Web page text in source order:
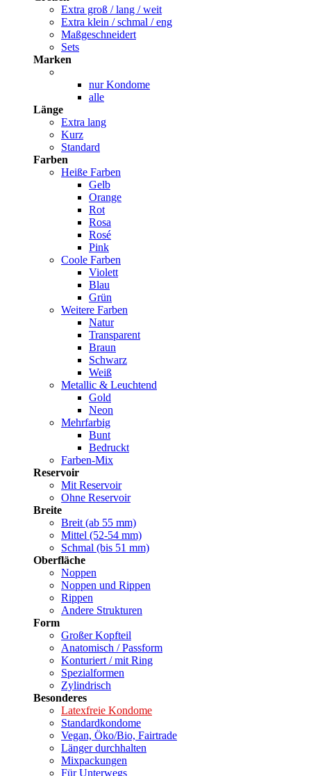
Extra groß / lang / weit
Extra klein / schmal / eng
Maßgeschneidert
Sets
Marken
nur Kondome
alle
Länge
Extra lang
Kurz
Standard
Farben
Heiße Farben
Gelb
Orange
Rot
Rosa
Rosé
Pink
Coole Farben
Violett
Blau
Grün
Weitere Farben
Natur
Transparent
Braun
Schwarz
Weiß
Metallic & Leuchtend
Gold
Neon
Mehrfarbig
Bunt
Bedruckt
Farben-Mix
Reservoir
Mit Reservoir
Ohne Reservoir
Breite
Breit (ab 55 mm)
Mittel (52-54 mm)
Schmal (bis 51 mm)
Oberfläche
Noppen
Noppen und Rippen
Rippen
Andere Strukturen
Form
Großer Kopfteil
Anatomisch / Passform
Konturiert / mit Ring
Spezialformen
Zylindrisch
Besonderes
Latexfreie Kondome
Standardkondome
Vegan, Öko/Bio, Fairtrade
Länger durchhalten
Mixpackungen
Für Unterwegs